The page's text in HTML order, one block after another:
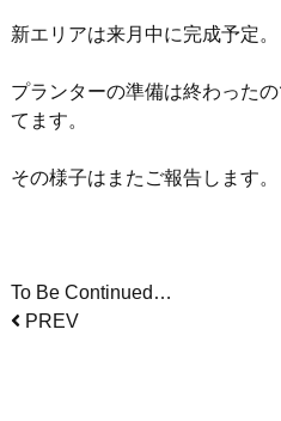
新エリアは来月中に完成予定。
プランターの準備は終わった
てます。
その様子はまたご報告します。
To Be Continued…
PREV